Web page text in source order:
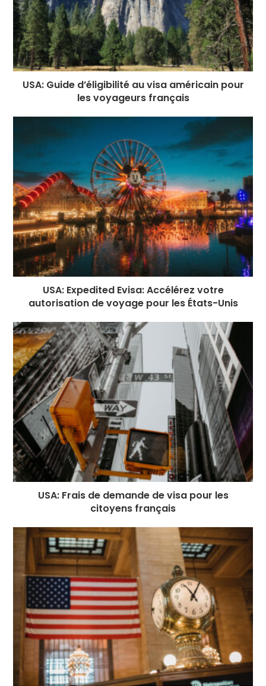
USA: Guide d’éligibilité au visa américain pour
les voyageurs français
USA: Expedited Evisa: Accélérez votre
autorisation de voyage pour les États-Unis
USA: Frais de demande de visa pour les
citoyens français